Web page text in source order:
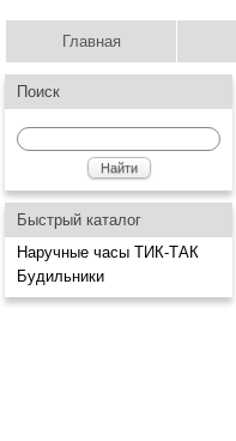
Главная
Поиск
Быстрый каталог
Наручные часы ТИК-ТАК
Будильники